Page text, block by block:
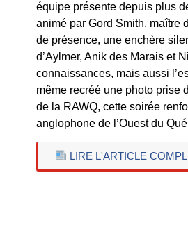
équipe présente depuis plus
animé par Gord Smith, maître
de présence, une enchère
d’Aylmer, Anik des Marais et
connaissances, mais aussi
même recréé une photo prise
de la RAWQ, cette soirée
anglophone de l’Ouest du
LIRE L'ARTICLE